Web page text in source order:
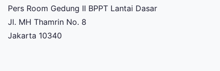
Pers Room Gedung II BPPT Lantai Dasar
Jl. MH Thamrin No. 8
Jakarta 10340